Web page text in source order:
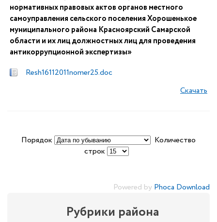
нормативных правовых актов органов местного
самоуправления сельского поселения Хорошенькое
муниципального района Красноярский Самарской
области и их лиц должностных лиц для проведения
антикоррупционной экспертизы»
Resh16112011nomer25.doc
Скачать
Порядок
Количество
строк
Powered by Phoca Download
Рубрики района